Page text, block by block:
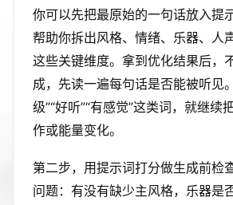
你可以先把最原始的一句话放入提
帮助你拆出风格、情绪、乐器、人
这些关键维度。拿到优化结果后，
成，先读一遍每句话是否能被听见
级”“好听”“有感觉”这类词，就继续
作或能量变化。
第二步，用提示词打分做生成前检
问题：有没有缺少主风格，乐器是